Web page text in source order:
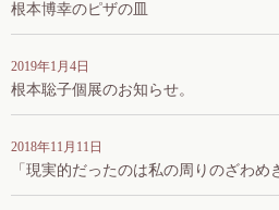
根本博幸のピザの皿
2019年1月4日
根本聡子個展のお知らせ。
2018年11月11日
「現実的だったのは私の周りのざわめ